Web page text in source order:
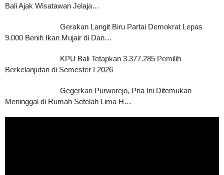
Bali Ajak Wisatawan Jelaja…
Gerakan Langit Biru Partai Demokrat Lepas
9.000 Benih Ikan Mujair di Dan…
KPU Bali Tetapkan 3.377.285 Pemilih
Berkelanjutan di Semester I 2026
Gegerkan Purworejo, Pria Ini Ditemukan
Meninggal di Rumah Setelah Lima H…